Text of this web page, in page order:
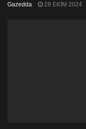
Gazedda 28 EKIM 2024